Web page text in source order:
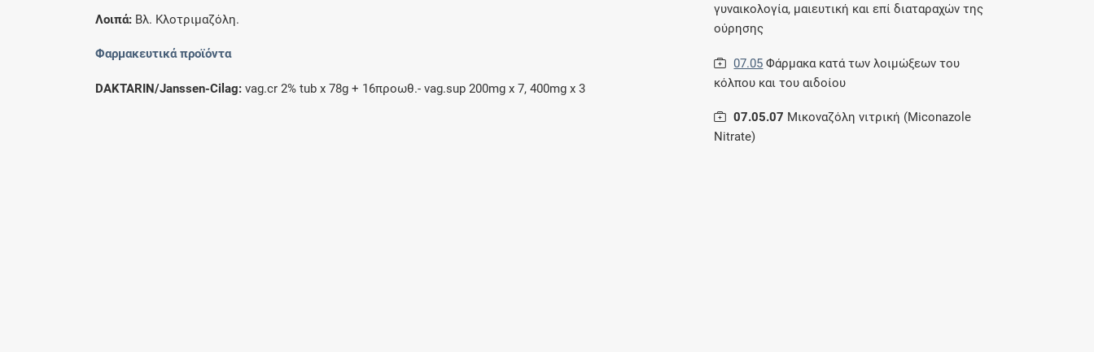
προγραμμάτων
Λοιπά: Bλ. Kλοτριμαζόλη.
Φαρμακευτικά προϊόντα
DAKTARIN/Janssen-Cilag: vag.cr 2% tub x 78g + 16προωθ.- vag.sup 200mg x 7, 400mg x 3
γυναικολογία, μαιευτική και επί διαταραχών της
ούρησης
07.05 Φάρμακα κατά των λοιμώξεων του
κόλπου και του αιδοίου
07.05.07 Μικοναζόλη νιτρική (Miconazole
Nitrate)